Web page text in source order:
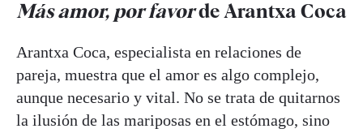
Más amor, por favorde Arantxa Coca
Arantxa Coca, especialista en relaciones de
pareja, muestra que el amor es algo complejo,
aunque necesario y vital. No se trata de quitarnos
la ilusión de las mariposas en el estómago, sino